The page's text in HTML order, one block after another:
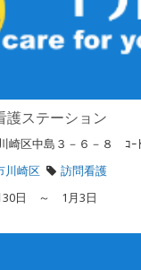
護ステーション
崎区中島３－６－８ ｺ
川崎区
訪問看護
30日 ～ 1月3日